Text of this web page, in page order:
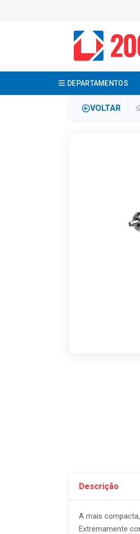
DEPARTAMENTOS
VOLTAR
Descrição
A mais
Extremamente